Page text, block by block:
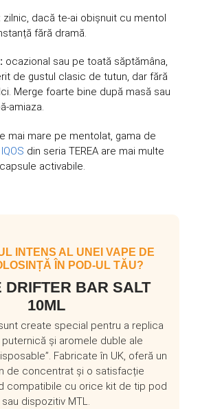
zilnic, dacă te-ai obișnuit cu mentol
fără dramă.
ocazional sau pe toată săptămâna,
de gustul clasic de tutun, dar fără
Merge foarte bine după masă sau
amiaza.
mai mare pe mentolat, gama de
din seria TEREA are mai multe
activabile.
INTENS AL UNEI VAPE DE
ÎN POD-UL TĂU?
DRIFTER BAR SALT
10ML
create special pentru a replica
și aromele duble ale
Fabricate în UK, oferă un
de concentrat și o satisfacție
compatibile cu orice kit de tip pod
sau dispozitiv MTL.